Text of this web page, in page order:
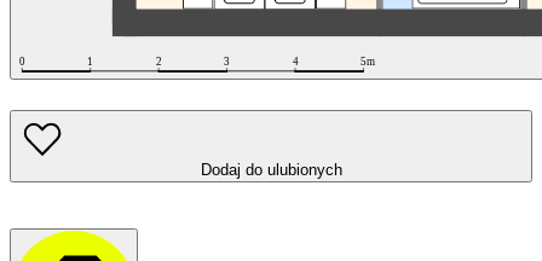
Dodaj do ulubionych